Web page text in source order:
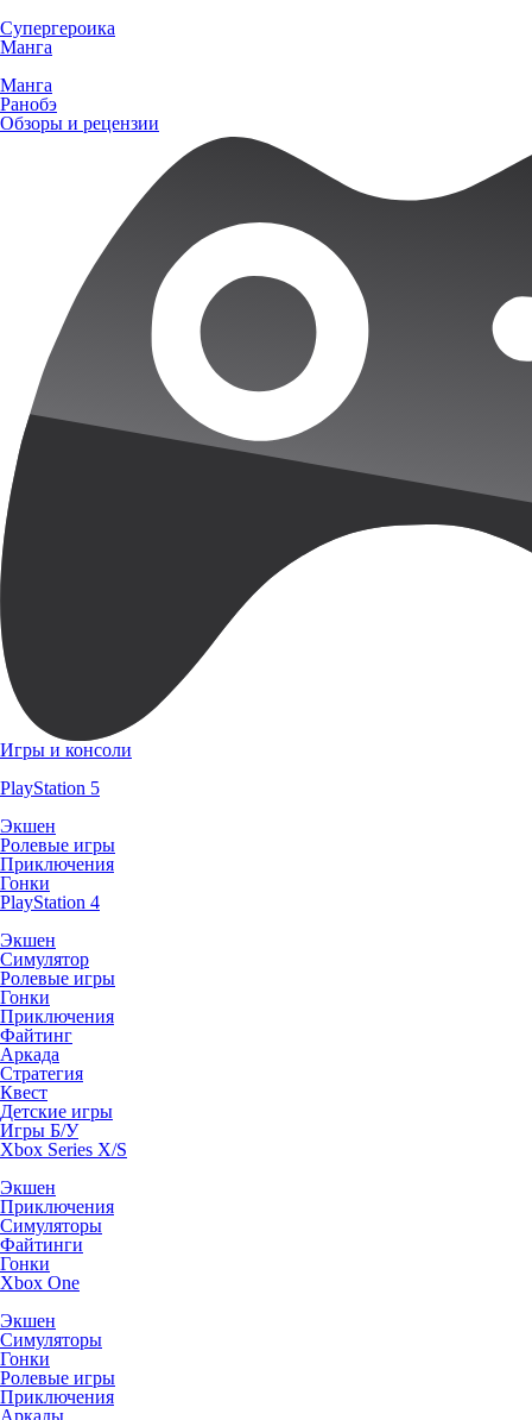
Супергероика
Манга
Манга
Ранобэ
Обзоры и рецензии
Игры и консоли
PlayStation 5
Экшен
Ролевые игры
Приключения
Гонки
PlayStation 4
Экшен
Симулятор
Ролевые игры
Гонки
Приключения
Файтинг
Аркада
Стратегия
Квест
Детские игры
Игры Б/У
Xbox Series X/S
Экшен
Приключения
Симуляторы
Файтинги
Гонки
Xbox One
Экшен
Симуляторы
Гонки
Ролевые игры
Приключения
Аркады